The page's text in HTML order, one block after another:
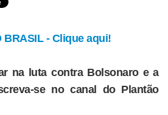
BRASIL - Clique aqui!
na luta contra Bolsonaro e a
se no canal do Plantão